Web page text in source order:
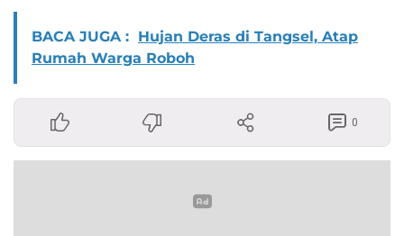
BACA JUGA : Hujan Deras di Tangsel, Atap
Rumah Warga Roboh
0